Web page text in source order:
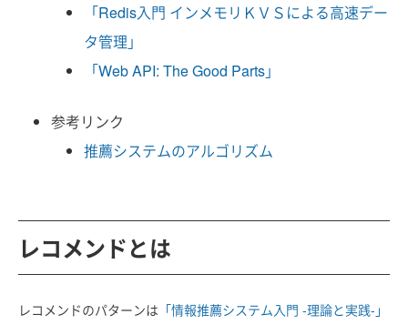
「Redis入門 インメモリＫＶＳによる高速デー
タ管理」
「Web API: The Good Parts」
参考リンク
推薦システムのアルゴリズム
レコメンドとは
レコメンドのパターンは 「情報推薦システム入門 -理論と実践-」